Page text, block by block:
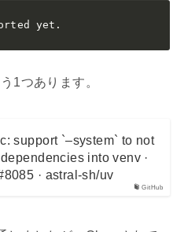
yet.
1つあります。
GitHub
support `–system` to not
into venv ·
· astral-sh/uv